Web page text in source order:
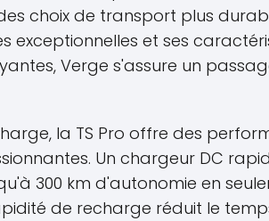
choix de transport plus
exceptionnelles et ses
Verge s'assure un
la TS Pro offre des
Un chargeur DC
300 km d'autonomie en
de recharge réduit le